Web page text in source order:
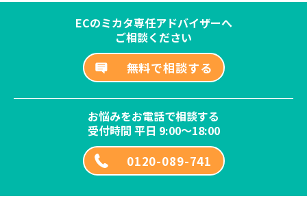
ECのミカタ専任アドバイザーへ
ご相談ください
無料で相談する
お悩みをお電話で相談する
受付時間 平日 9:00～18:00
0120-089-741